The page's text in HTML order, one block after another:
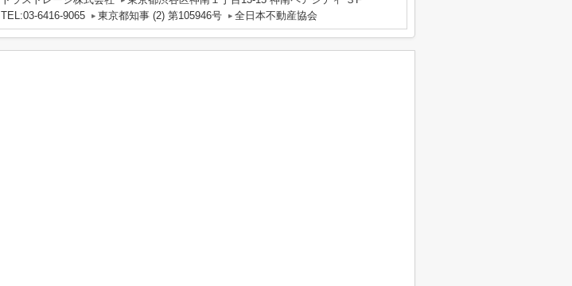
TEL:03-6416-9065
東京都知事 (2) 第105946号 全日本不動産協会